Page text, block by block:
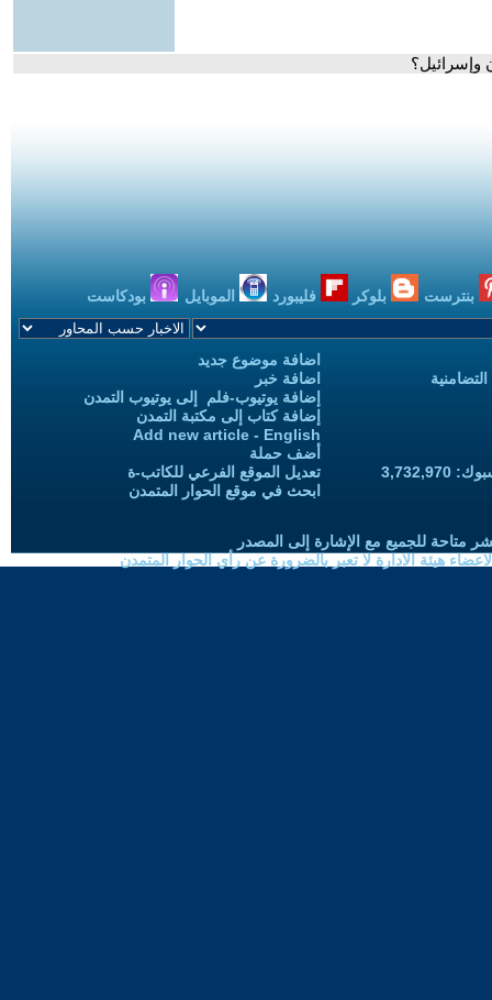
بنترست بلوكر فليبورد الموبايل بودكاست
اضافة موضوع جديد
اضافة خبر
إضافة يوتيوب-فلم إلى يوتيوب التمدن
إضافة كتاب إلى مكتبة التمدن
Add new article - English
أضف حملة
تعديل الموقع الفرعي للكاتب-ة
ابحث في موقع الحوار المتمدن
متاحة للجميع مع الإشارة إلى المصدر
هيئة الادارة لا تعبر بالضرورة عن رأي الحوار المتمدن